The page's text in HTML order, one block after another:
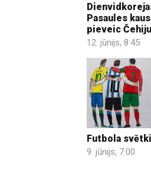
Pasaules
pieveic Čehiju
12. jūnijs, 8:45
Futbola
9. jūnijs, 7:00